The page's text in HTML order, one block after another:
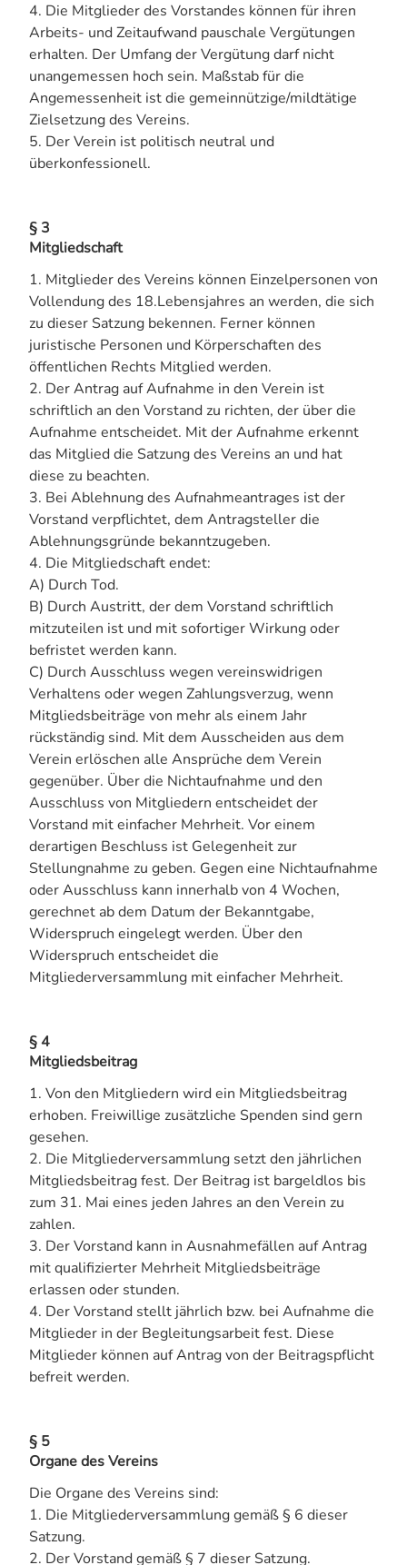
4. Die Mitglieder des Vorstandes können für ihren
Arbeits- und Zeitaufwand pauschale Vergütungen
erhalten. Der Umfang der Vergütung darf nicht
unangemessen hoch sein. Maßstab für die
Angemessenheit ist die gemeinnützige/mildtätige
Zielsetzung des Vereins.
5. Der Verein ist politisch neutral und
überkonfessionell.
§ 3
Mitgliedschaft
1. Mitglieder des Vereins können Einzelpersonen von
Vollendung des 18.Lebensjahres an werden, die sich
zu dieser Satzung bekennen. Ferner können
juristische Personen und Körperschaften des
öffentlichen Rechts Mitglied werden.
2. Der Antrag auf Aufnahme in den Verein ist
schriftlich an den Vorstand zu richten, der über die
Aufnahme entscheidet. Mit der Aufnahme erkennt
das Mitglied die Satzung des Vereins an und hat
diese zu beachten.
3. Bei Ablehnung des Aufnahmeantrages ist der
Vorstand verpflichtet, dem Antragsteller die
Ablehnungsgründe bekanntzugeben.
4. Die Mitgliedschaft endet:
A) Durch Tod.
B) Durch Austritt, der dem Vorstand schriftlich
mitzuteilen ist und mit sofortiger Wirkung oder
befristet werden kann.
C) Durch Ausschluss wegen vereinswidrigen
Verhaltens oder wegen Zahlungsverzug, wenn
Mitgliedsbeiträge von mehr als einem Jahr
rückständig sind. Mit dem Ausscheiden aus dem
Verein erlöschen alle Ansprüche dem Verein
gegenüber. Über die Nichtaufnahme und den
Ausschluss von Mitgliedern entscheidet der
Vorstand mit einfacher Mehrheit. Vor einem
derartigen Beschluss ist Gelegenheit zur
Stellungnahme zu geben. Gegen eine Nichtaufnahme
oder Ausschluss kann innerhalb von 4 Wochen,
gerechnet ab dem Datum der Bekanntgabe,
Widerspruch eingelegt werden. Über den
Widerspruch entscheidet die
Mitgliederversammlung mit einfacher Mehrheit.
§ 4
Mitgliedsbeitrag
1. Von den Mitgliedern wird ein Mitgliedsbeitrag
erhoben. Freiwillige zusätzliche Spenden sind gern
gesehen.
2. Die Mitgliederversammlung setzt den jährlichen
Mitgliedsbeitrag fest. Der Beitrag ist bargeldlos bis
zum 31. Mai eines jeden Jahres an den Verein zu
zahlen.
3. Der Vorstand kann in Ausnahmefällen auf Antrag
mit qualifizierter Mehrheit Mitgliedsbeiträge
erlassen oder stunden.
4. Der Vorstand stellt jährlich bzw. bei Aufnahme die
Mitglieder in der Begleitungsarbeit fest. Diese
Mitglieder können auf Antrag von der Beitragspflicht
befreit werden.
§ 5
Organe des Vereins
Die Organe des Vereins sind:
1. Die Mitgliederversammlung gemäß § 6 dieser
Satzung.
2. Der Vorstand gemäß § 7 dieser Satzung.